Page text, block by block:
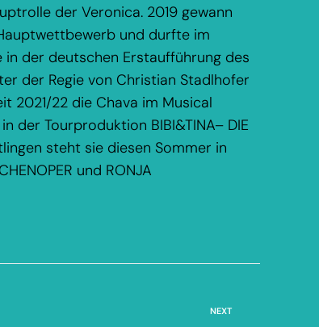
der Veronica. 2019 gewann
und durfte im
der deutschen Erstaufführung des
der Regie von Christian Stadlhofer
2021/22 die Chava im Musical
der Tourproduktion BIBI&TINA– DIE
steht sie diesen Sommer in
und RONJA
NEXT